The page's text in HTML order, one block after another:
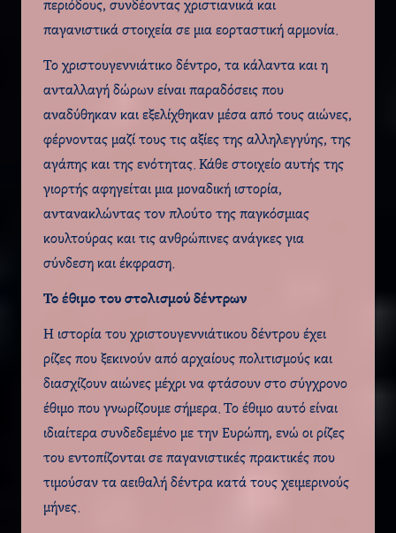
περιόδους, συνδέοντας χριστιανικά και
παγανιστικά στοιχεία σε μια εορταστική αρμονία.
Το χριστουγεννιάτικο δέντρο, τα κάλαντα και η
ανταλλαγή δώρων είναι παραδόσεις που
αναδύθηκαν και εξελίχθηκαν μέσα από τους αιώνες,
φέρνοντας μαζί τους τις αξίες της αλληλεγγύης, της
αγάπης και της ενότητας. Κάθε στοιχείο αυτής της
γιορτής αφηγείται μια μοναδική ιστορία,
αντανακλώντας τον πλούτο της παγκόσμιας
κουλτούρας και τις ανθρώπινες ανάγκες για
σύνδεση και έκφραση.
Το έθιμο του στολισμού δέντρων
Η ιστορία του χριστουγεννιάτικου δέντρου έχει
ρίζες που ξεκινούν από αρχαίους πολιτισμούς και
διασχίζουν αιώνες μέχρι να φτάσουν στο σύγχρονο
έθιμο που γνωρίζουμε σήμερα. Το έθιμο αυτό είναι
ιδιαίτερα συνδεδεμένο με την Ευρώπη, ενώ οι ρίζες
του εντοπίζονται σε παγανιστικές πρακτικές που
τιμούσαν τα αειθαλή δέντρα κατά τους χειμερινούς
μήνες.